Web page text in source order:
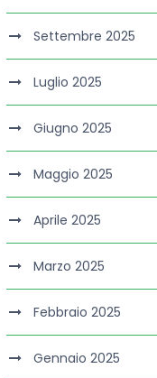
Settembre 2025
Luglio 2025
Giugno 2025
Maggio 2025
Aprile 2025
Marzo 2025
Febbraio 2025
Gennaio 2025